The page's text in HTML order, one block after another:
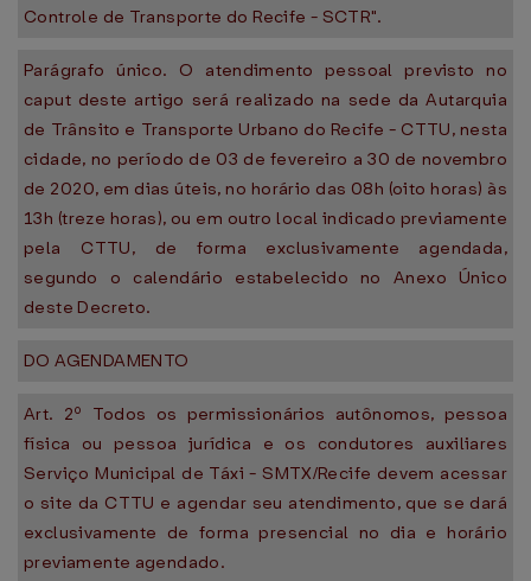
Controle de Transporte do Recife - SCTR".
Parágrafo único. O atendimento pessoal previsto no
caput deste artigo será realizado na sede da Autarquia
de Trânsito e Transporte Urbano do Recife - CTTU, nesta
cidade, no período de 03 de fevereiro a 30 de novembro
de 2020, em dias úteis, no horário das 08h (oito horas) às
13h (treze horas), ou em outro local indicado previamente
pela CTTU, de forma exclusivamente agendada,
segundo o calendário estabelecido no Anexo Único
deste Decreto.
DO AGENDAMENTO
Art. 2º Todos os permissionários autônomos, pessoa
física ou pessoa jurídica e os condutores auxiliares
Serviço Municipal de Táxi - SMTX/Recife devem acessar
o site da CTTU e agendar seu atendimento, que se dará
exclusivamente de forma presencial no dia e horário
previamente agendado.